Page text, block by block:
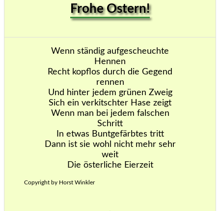
Frohe Ostern!
Wenn ständig aufgescheuchte
Hennen
Recht kopflos durch die Gegend
rennen
Und hinter jedem grünen Zweig
Sich ein verkitschter Hase zeigt
Wenn man bei jedem falschen
Schritt
In etwas Buntgefärbtes tritt
Dann ist sie wohl nicht mehr sehr
weit
Die österliche Eierzeit
Copyright by Horst Winkler